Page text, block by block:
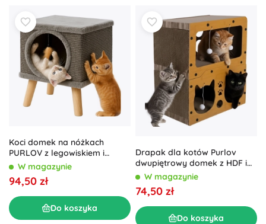
Koci domek na nóżkach
PURLOV z legowiskiem i
sizalem
W magazynie
94,50 zł
Do koszyka
Drapak dla kotów Purlov
dwupiętrowy domek z HDF i
tektury falistej 51,5 × 45,5 × 28
W magazynie
74,50 zł
Do koszyka